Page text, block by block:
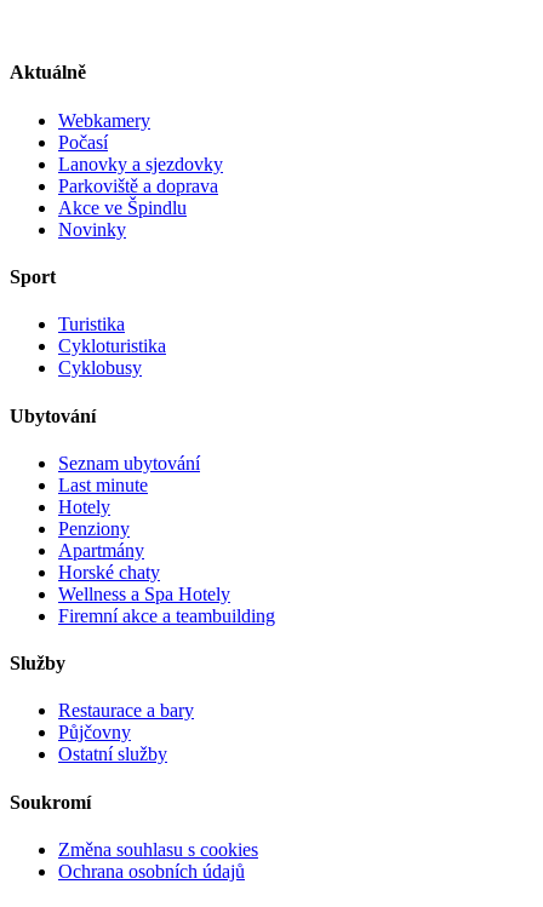
Aktuálně
Webkamery
Počasí
Lanovky a sjezdovky
Parkoviště a doprava
Akce ve Špindlu
Novinky
Sport
Turistika
Cykloturistika
Cyklobusy
Ubytování
Seznam ubytování
Last minute
Hotely
Penziony
Apartmány
Horské chaty
Wellness a Spa Hotely
Firemní akce a teambuilding
Služby
Restaurace a bary
Půjčovny
Ostatní služby
Soukromí
Změna souhlasu s cookies
Ochrana osobních údajů